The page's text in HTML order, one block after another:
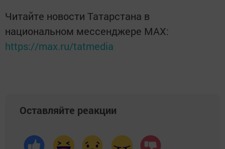
Читайте новости Татарстана в
национальном мессенджере MАХ:
https://max.ru/tatmedia
Оставляйте реакции